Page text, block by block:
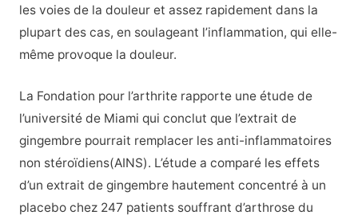
les voies de la douleur et assez rapidement dans la
plupart des cas, en soulageant l’inflammation, qui elle-
même provoque la douleur.
La Fondation pour l’arthrite rapporte une étude de
l’université de Miami qui conclut que l’extrait de
gingembre pourrait remplacer les anti-inflammatoires
non stéroïdiens(AINS). L’étude a comparé les effets
d’un extrait de gingembre hautement concentré à un
placebo chez 247 patients souffrant d’arthrose du